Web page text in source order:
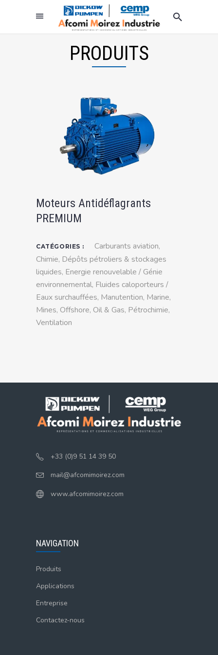
PRODUITS
Moteurs Antidéflagrants
PREMIUM
CATÉGORIES : Carburants aviation,
Chimie, Dépôts pétroliers & stockages
liquides, Energie renouvelable / Génie
environnemental, Fluides caloporteurs /
Eaux surchauffées, Manutention, Marine,
Mines, Offshore, Oil & Gas, Pétrochimie,
Ventilation
+33 (0)9 51 14 39 50
mail@afcomimoirez.com
www.afcomimoirez.com
NAVIGATION
Produits
Applications
Entreprise
Contactez-nous